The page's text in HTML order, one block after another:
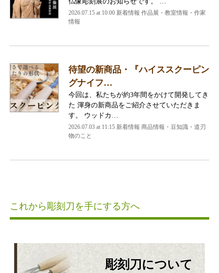
2026.07.15 at 10:00 新着情報 作品展・教室情報・作家
情報
待望の新商品・『ハイススクーピン
グナイフ…
今回は、私たちが約3年間をかけて開発してき
た 渾身の新商品をご紹介させていただきま
す。 ウッドカ…
2026.07.03 at 11:15 新着情報 商品情報・豆知識・道刃
物のこと
これから彫刻刀を手にする方へ
彫刻刀について